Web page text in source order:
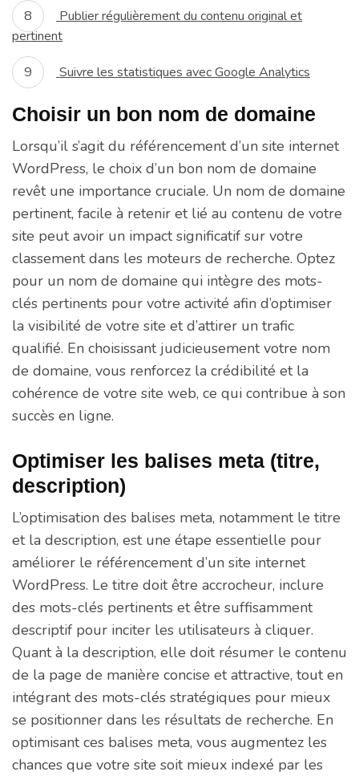
Publier régulièrement du contenu original et
pertinent
Suivre les statistiques avec Google Analytics
Choisir un bon nom de domaine
Lorsqu’il s’agit du référencement d’un site internet
WordPress, le choix d’un bon nom de domaine
revêt une importance cruciale. Un nom de domaine
pertinent, facile à retenir et lié au contenu de votre
site peut avoir un impact significatif sur votre
classement dans les moteurs de recherche. Optez
pour un nom de domaine qui intègre des mots-
clés pertinents pour votre activité afin d’optimiser
la visibilité de votre site et d’attirer un trafic
qualifié. En choisissant judicieusement votre nom
de domaine, vous renforcez la crédibilité et la
cohérence de votre site web, ce qui contribue à son
succès en ligne.
Optimiser les balises meta (titre,
description)
L’optimisation des balises meta, notamment le titre
et la description, est une étape essentielle pour
améliorer le référencement d’un site internet
WordPress. Le titre doit être accrocheur, inclure
des mots-clés pertinents et être suffisamment
descriptif pour inciter les utilisateurs à cliquer.
Quant à la description, elle doit résumer le contenu
de la page de manière concise et attractive, tout en
intégrant des mots-clés stratégiques pour mieux
se positionner dans les résultats de recherche. En
optimisant ces balises meta, vous augmentez les
chances que votre site soit mieux indexé par les